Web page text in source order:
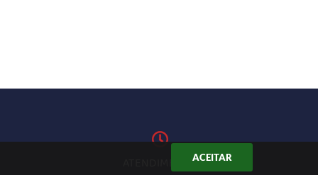
ACEITAR
ATENDIMENTO